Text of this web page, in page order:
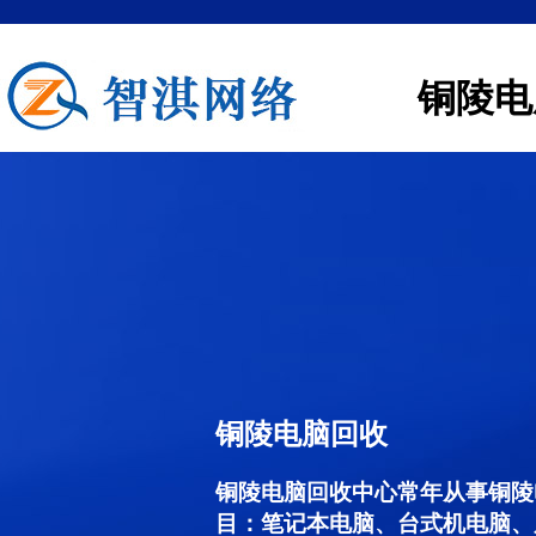
铜陵
铜陵电脑回收
铜陵电脑回收中心常年从事铜
目：笔记本电脑、台式机电脑